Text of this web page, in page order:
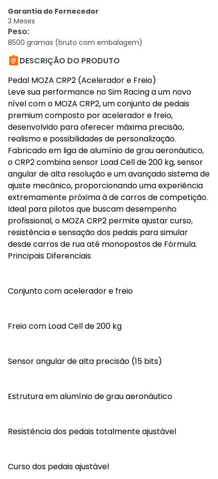
Garantia do Fornecedor
3 Meses
Peso:
8500 gramas (bruto com embalagem)
DESCRIÇÃO DO PRODUTO
Pedal MOZA CRP2 (Acelerador e Freio)
Leve sua performance no Sim Racing a um novo
nível com o MOZA CRP2, um conjunto de pedais
premium composto por acelerador e freio,
desenvolvido para oferecer máxima precisão,
realismo e possibilidades de personalização.
Fabricado em liga de alumínio de grau aeronáutico,
o CRP2 combina sensor Load Cell de 200 kg, sensor
angular de alta resolução e um avançado sistema de
ajuste mecânico, proporcionando uma experiência
extremamente próxima à de carros de competição.
Ideal para pilotos que buscam desempenho
profissional, o MOZA CRP2 permite ajustar curso,
resistência e sensação dos pedais para simular
desde carros de rua até monopostos de Fórmula.
Principais Diferenciais
Conjunto com acelerador e freio
Freio com Load Cell de 200 kg
Sensor angular de alta precisão (15 bits)
Estrutura em alumínio de grau aeronáutico
Resistência dos pedais totalmente ajustável
Curso dos pedais ajustável